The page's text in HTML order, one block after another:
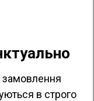
замовлення
в строго